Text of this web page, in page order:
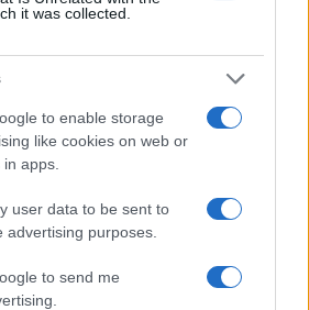
it was collected.
to enable storage
like cookies on web or
apps.
user data to be sent to
advertising purposes.
to send me
BiH.
#denis zvizdić